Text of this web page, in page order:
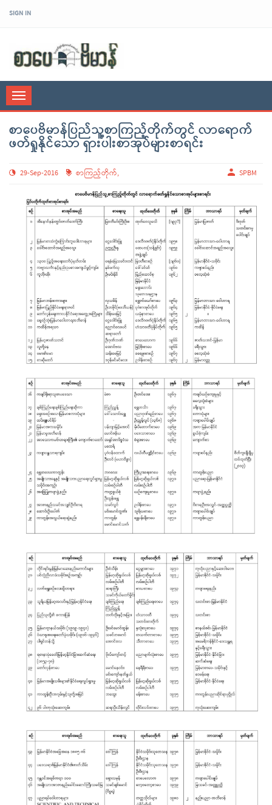
SIGN IN
Toggle
navigation
စာပေဗိမာန်ပြည်သူ့စာကြည့်တိုက်တွင် လာရောက်
ဖတ်ရှုနိုင်သော ရှားပါးစာအုပ်များစာရင်း
29-Sep-2016 စာကြည့်တိုက်, SPBM